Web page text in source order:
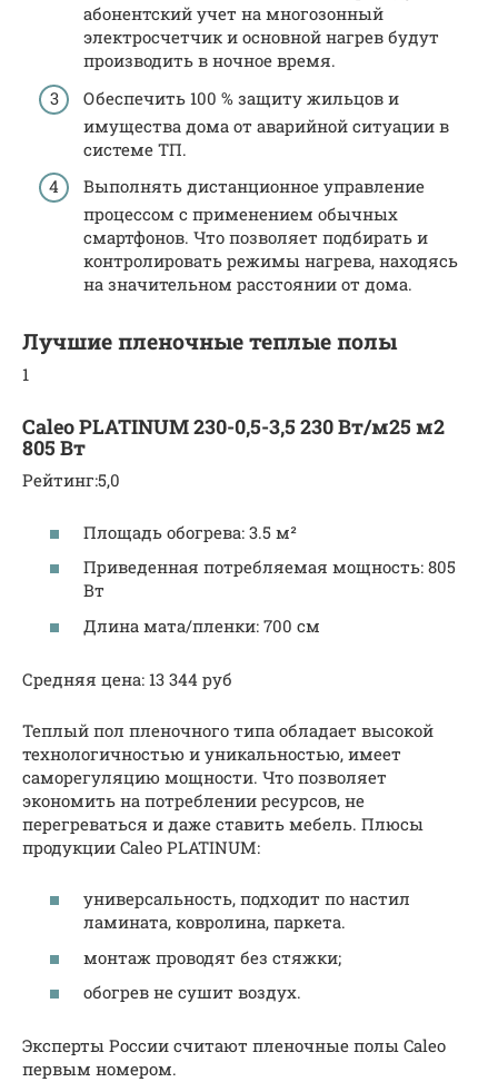
абонентский учет на многозонный
электросчетчик и основной нагрев будут
производить в ночное время.
Обеспечить 100 % защиту жильцов и
имущества дома от аварийной ситуации в
системе ТП.
Выполнять дистанционное управление
процессом с применением обычных
смартфонов. Что позволяет подбирать и
контролировать режимы нагрева, находясь
на значительном расстоянии от дома.
Лучшие пленочные теплые полы
1
Caleo PLATINUM 230-0,5-3,5 230 Вт/м25 м2
805 Вт
Рейтинг:5,0
Площадь обогрева: 3.5 м²
Приведенная потребляемая мощность: 805
Вт
Длина мата/пленки: 700 см
Средняя цена: 13 344 руб
Теплый пол пленочного типа обладает высокой
технологичностью и уникальностью, имеет
саморегуляцию мощности. Что позволяет
экономить на потреблении ресурсов, не
перегреваться и даже ставить мебель. Плюсы
продукции Caleo PLATINUM:
универсальность, подходит по настил
ламината, ковролина, паркета.
монтаж проводят без стяжки;
обогрев не сушит воздух.
Эксперты России считают пленочные полы Caleo
первым номером.